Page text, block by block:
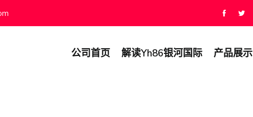
公司首页 解读yh86银河国际 产品展示